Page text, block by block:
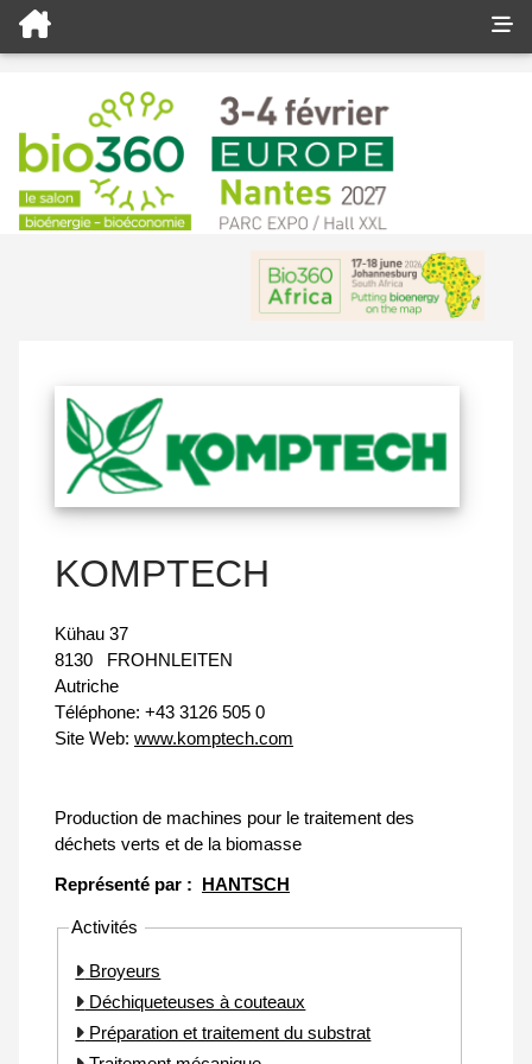
KOMPTECH
Kühau 37
8130
FROHNLEITEN
Autriche
Téléphone: +43 3126 505 0
Site Web: www.komptech.com
Production de machines pour le traitement des
déchets verts et de la biomasse
Représenté par : HANTSCH
Activités
Broyeurs
Déchiqueteuses à couteaux
Préparation et traitement du substrat